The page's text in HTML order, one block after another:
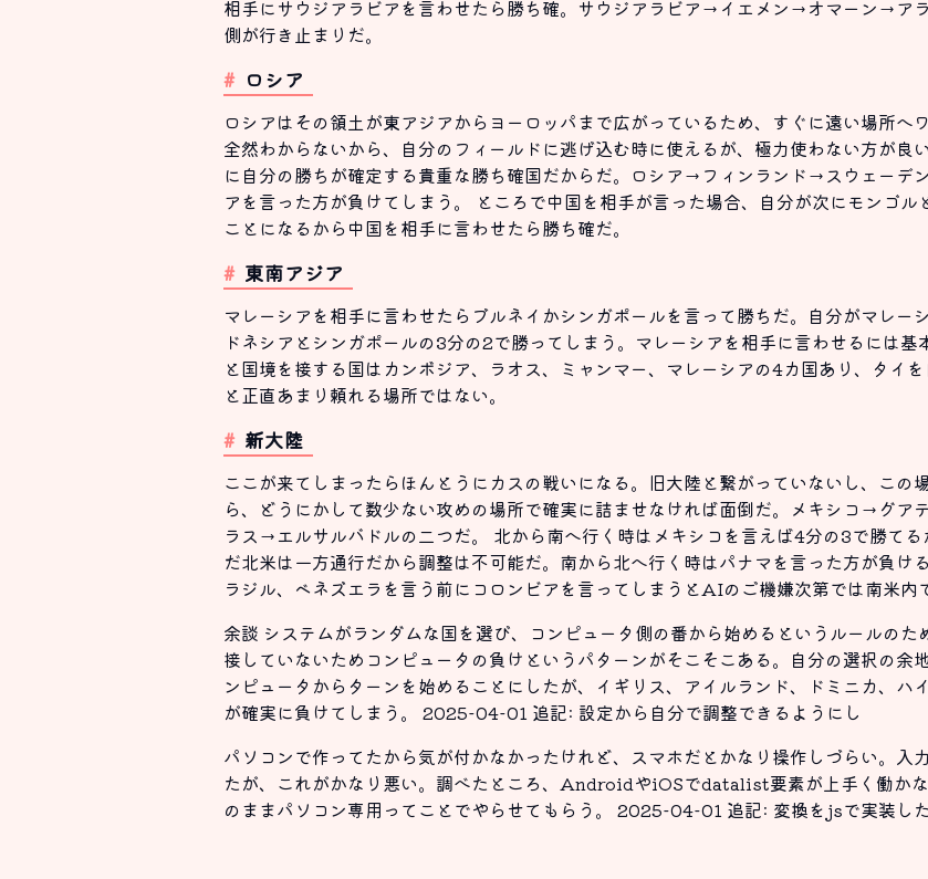
相手にサウジアラビアを言わせたら勝ち確。サウジアラビア→イエメン→オマーン→ア
側が行き止まりだ。
ロシア
ロシアはその領土が東アジアからヨーロッパまで広がっているため、すぐに遠い場所へ
全然わからないから、自分のフィールドに逃げ込む時に使えるが、極力使わない方が良
に自分の勝ちが確定する貴重な勝ち確国だからだ。ロシア→フィンランド→スウェーデ
アを言った方が負けてしまう。 ところで中国を相手が言った場合、自分が次にモンゴ
ことになるから中国を相手に言わせたら勝ち確だ。
東南アジア
マレーシアを相手に言わせたらブルネイかシンガポールを言って勝ちだ。自分がマレー
ドネシアとシンガポールの3分の2で勝ってしまう。マレーシアを相手に言わせるには
と国境を接する国はカンボジア、ラオス、ミャンマー、マレーシアの4カ国あり、タイ
と正直あまり頼れる場所ではない。
新大陸
ここが来てしまったらほんとうにカスの戦いになる。旧大陸と繋がっていないし、この
ら、どうにかして数少ない攻めの場所で確実に詰ませなければ面倒だ。メキシコ→グ
ラス→エルサルバドルの二つだ。 北から南へ行く時はメキシコを言えば4分の3で勝て
だ北米は一方通行だから調整は不可能だ。南から北へ行く時はパナマを言った方が負け
ラジル、ベネズエラを言う前にコロンビアを言ってしまうとAIのご機嫌次第では南米内
余談 システムがランダムな国を選び、コンピュータ側の番から始めるというルールの
接していないためコンピュータの負けというパターンがそこそこある。自分の選択の余
ンピュータからターンを始めることにしたが、イギリス、アイルランド、ドミニカ、ハ
が確実に負けてしまう。 2025-04-01 追記: 設定から自分で調整できるようにし
パソコンで作ってたから気が付かなかったけれど、スマホだとかなり操作しづらい。入
たが、これがかなり悪い。調べたところ、AndroidやiOSでdatalist要素が上手く働か
のままパソコン専用ってことでやらせてもらう。 2025-04-01 追記: 変換をjsで実装した